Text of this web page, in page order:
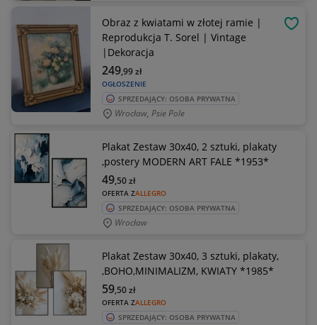
Obraz z kwiatami w złotej ramie |
Reprodukcja T. Sorel | Vintage
|Dekoracja
OGŁOSZENIE
249,99zł
SPRZEDAJĄCY: OSOBA PRYWATNA
Wrocław, Psie Pole
Plakat Zestaw 30x40, 2 sztuki, plakaty
,postery MODERN ART FALE *1953*
OFERTA ZALLEGRO
49,50zł
SPRZEDAJĄCY: OSOBA PRYWATNA
Wrocław
Plakat Zestaw 30x40, 3 sztuki, plakaty,
,BOHO,MINIMALIZM, KWIATY *1985*
OFERTA ZALLEGRO
59,50zł
SPRZEDAJĄCY: OSOBA PRYWATNA